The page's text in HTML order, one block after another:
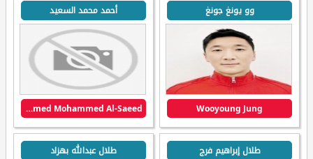
وو يونغ جونغ
Wooyoung Jung
أحمد محمد السعيد
Ahmed Mohammed Al-Saeed
طلال إبراهيم فرج طلال عبدالله بهزاد